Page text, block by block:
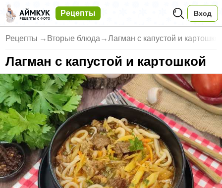
Рецепты Вход
Рецепты → Вторые блюда →Лагман с капустой и
Лагман с капустой и картошкой